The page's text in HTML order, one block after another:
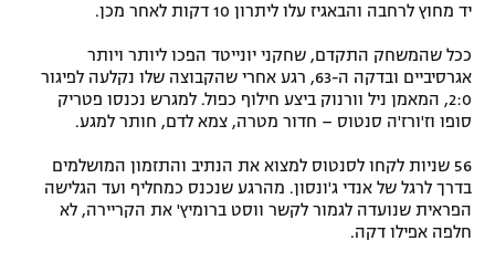
יד מחוץ לרחבה והבאגיז עלו ליתרון 10 דקות לאחר מכן.
ככל שהמשחק התקדם, שחקני יונייטד הפכו ליותר ויותר
אגרסיביים ובדקה ה-63, רגע אחרי שהקבוצה שלו נקלעה לפיגור
2:0, המאמן ניל וורנוק ביצע חילוף כפול. למגרש נכנסו פטריק
סופו וז'ורז'ה סנטוס – חדור מטרה, צמא לדם, חותר למגע.
56 שניות לקחו לסנטוס למצוא את הנתיב והתזמון המושלמים
בדרך לרגל של אנדי ג'ונסון. מהרגע שנכנס כמחליף ועד הגלישה
הפראית שנועדה לגמור לקשר ווסט ברומיץ' את הקריירה, לא
חלפה אפילו דקה.